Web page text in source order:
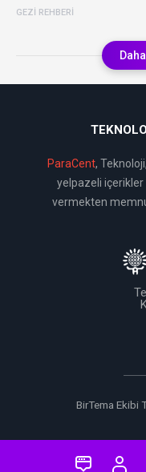
GEZI REHBERI
ParaCent,
yelpazeli
vermekten
BirTema Ekibi